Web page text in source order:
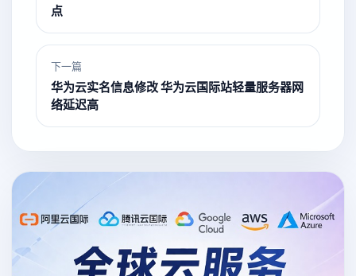
点
下一篇
华为云实名信息修改 华为云国际站轻量服务器网
络延迟高